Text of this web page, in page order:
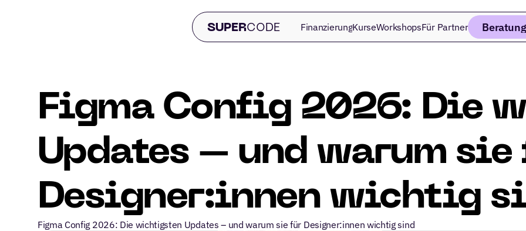
SUPERCODE FinanzierungKurseWorkshopsFür Partner
Figma Config 2026: Die
Updates – und warum
Designer:innen wichtig
Figma Config 2026: Die wichtigsten Updates – und warum sie für Designer:innen wichtig sind